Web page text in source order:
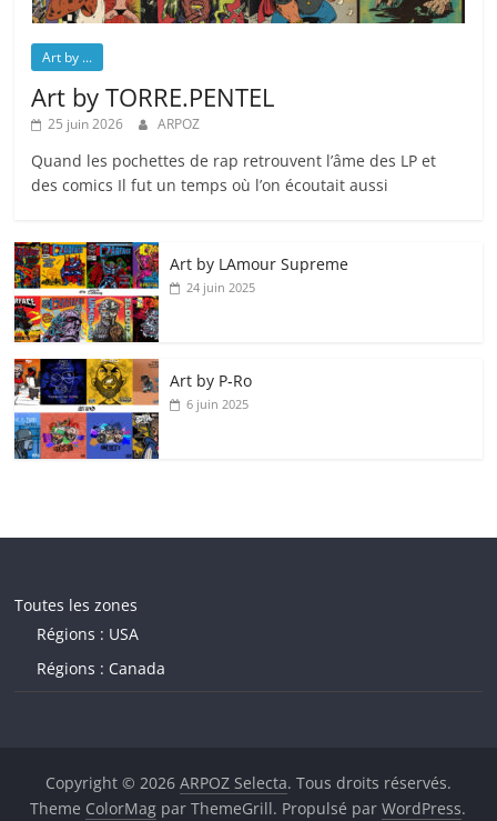
Art by ...
Art by TORRE.PENTEL
25 juin 2026 ARPOZ
Quand les pochettes de rap retrouvent l’âme des LP et
des comics Il fut un temps où l’on écoutait aussi
Art by LAmour Supreme
24 juin 2025
Art by P‑Ro
6 juin 2025
Toutes les zones
Régions : USA
Régions : Canada
Copyright © 2026 ARPOZ Selecta. Tous droits réservés.
Theme ColorMag par ThemeGrill. Propulsé parWordPress.